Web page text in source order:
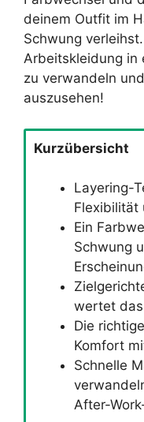
deinem Outfit im
Schwung
Arbeitskleidung
zu verwandeln
auszusehen!
Kurzübersicht
Layering-
Flexibilität
Ein
Schwung
wertet
Die
Komfort
Schnelle
After-